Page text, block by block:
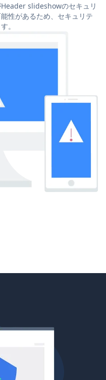
slideshowのセキュリ
性があるため、セキュリテ
。